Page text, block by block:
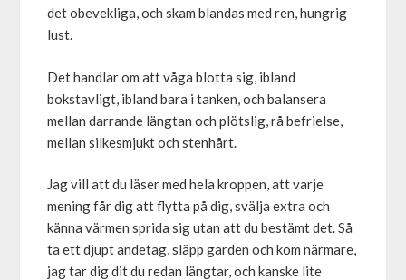
det obevekliga, och skam blandas med ren, hungrig
lust.
Det handlar om att våga blotta sig, ibland
bokstavligt, ibland bara i tanken, och balansera
mellan darrande längtan och plötslig, rå befrielse,
mellan silkesmjukt och stenhårt.
Jag vill att du läser med hela kroppen, att varje
mening får dig att flytta på dig, svälja extra och
känna värmen sprida sig utan att du bestämt det. Så
ta ett djupt andetag, släpp garden och kom närmare,
jag tar dig dit du redan längtar, och kanske lite